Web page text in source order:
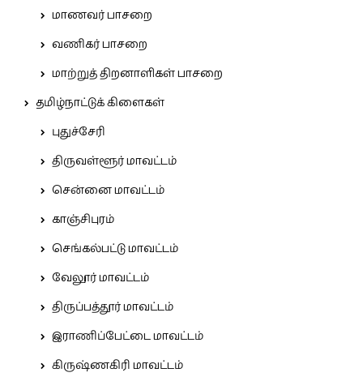
மாணவர் பாசறை
வணிகர் பாசறை
மாற்றுத் திறனாளிகள் பாசறை
தமிழ்நாட்டுக் கிளைகள்
புதுச்சேரி
திருவள்ளூர் மாவட்டம்
சென்னை மாவட்டம்
காஞ்சிபுரம்
செங்கல்பட்டு மாவட்டம்
வேலூர் மாவட்டம்
திருப்பத்தூர் மாவட்டம்
இராணிப்பேட்டை மாவட்டம்
கிருஷ்ணகிரி மாவட்டம்